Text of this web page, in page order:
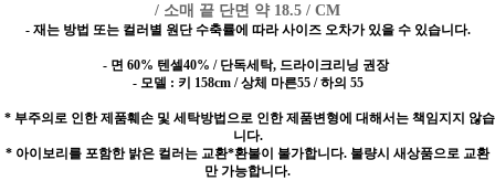
/ 소매 끝 단면 약 18.5 / CM
- 재는 방법 또는 컬러별 원단 수축률에 따라 사이즈 오차가 있을 수 있습니다.
- 면 60% 텐셀40% / 단독세탁, 드라이크리닝 권장
- 모델 : 키 158cm / 상체 마른55 / 하의 55
* 부주의로 인한 제품훼손 및 세탁방법으로 인한 제품변형에 대해서는 책임지지 않습
니다.
* 아이보리를 포함한 밝은 컬러는 교환*환불이 불가합니다. 불량시 새상품으로 교환
만 가능합니다.